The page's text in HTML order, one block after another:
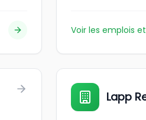
Voir les emplois
Lapp